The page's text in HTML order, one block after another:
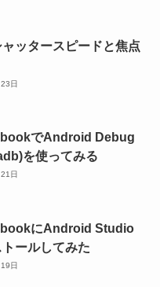
ッタースピードと焦点
日
でAndroid Debug
を使ってみる
日
にAndroid Studio
ールしてみた
日